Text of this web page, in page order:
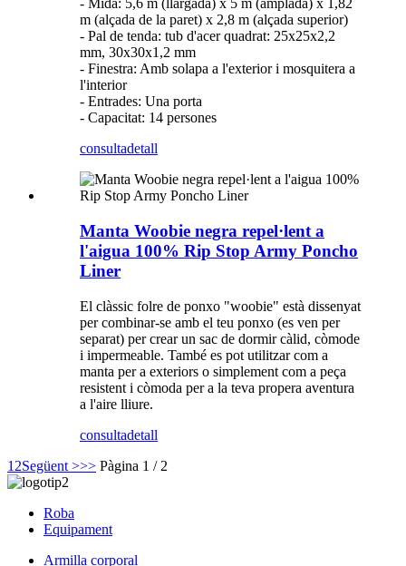
- Mida: 5,6 m (llargada) x 5 m (amplada) x 1,82
m (alçada de la paret) x 2,8 m (alçada superior)
- Pal de tenda: tub d'acer quadrat: 25x25x2,2
mm, 30x30x1,2 mm
- Finestra: Amb solapa a l'exterior i mosquitera a
l'interior
- Entrades: Una porta
- Capacitat: 14 persones
consultadetall
Manta Woobie negra repel·lent a
l'aigua 100% Rip Stop Army Poncho
Liner
El clàssic folre de ponxo "woobie" està dissenyat
per combinar-se amb el teu ponxo (es ven per
separat) per crear un sac de dormir càlid, còmode
i impermeable. També es pot utilitzar com a
manta per a exteriors o simplement com a peça
resistent i còmoda per a la teva propera aventura
a l'aire lliure.
consultadetall
1 2Següent >>> Pàgina 1 / 2
Roba
Equipament
Armilla corporal